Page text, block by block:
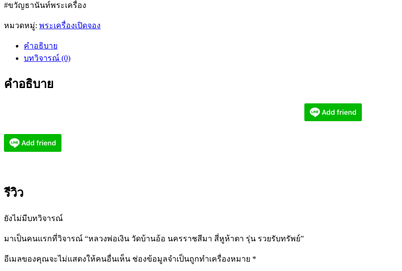
#ขวัญธานันท์พระเครื่อง
หมวดหมู่: พระเครื่องเปิดจอง
คำอธิบาย
บทวิจารณ์ (0)
คำอธิบาย
รีวิว
ยังไม่มีบทวิจารณ์
มาเป็นคนแรกที่วิจารณ์ “หลวงพ่อเงิน วัดบ้านอ้อ นครราชสีมา สี่หูห้าตา รุ่น รวยรับทรัพย์”
อีเมลของคุณจะไม่แสดงให้คนอื่นเห็น ช่องข้อมูลจำเป็นถูกทำเครื่องหมาย *